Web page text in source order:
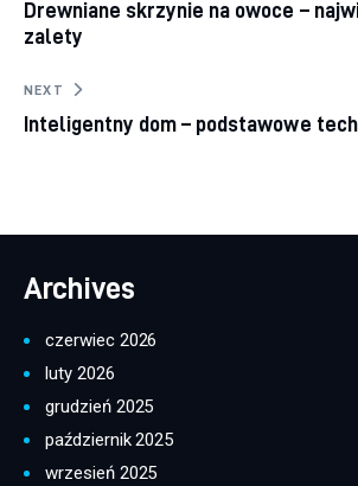
Drewniane skrzynie na owoce –
zalety
NEXT
Inteligentny dom – podstawowe
Archives
czerwiec 2026
luty 2026
grudzień 2025
październik 2025
wrzesień 2025